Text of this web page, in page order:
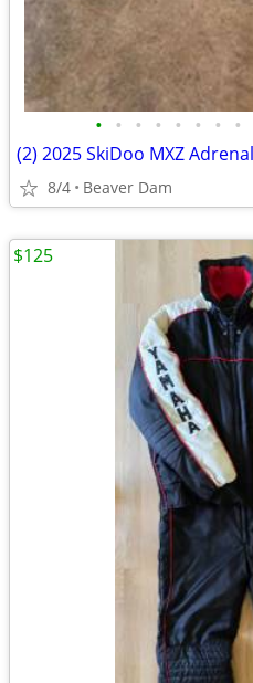
• • • • • • • •
8/4 Beaver Dam
$125